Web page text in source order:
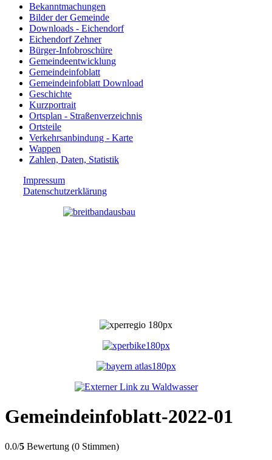
Bekanntmachungen
Bilder der Gemeinde
Downloads - Eichendorf
Eichendorf Zehner
Bürger-Infobroschüre
Gemeindeentwicklung
Gemeindeinfoblatt
Gemeindeinfoblatt Download
Geschichte
Kurzportrait
Ortsplan - Straßenverzeichnis
Ortsteile
Verkehrsanbindung - Karte
Wappen
Zahlen, Daten, Statistik
Impressum
Datenschutzerklärung
Gemeindeinfoblatt-2022-01
0.0/5 Bewertung (0 Stimmen)